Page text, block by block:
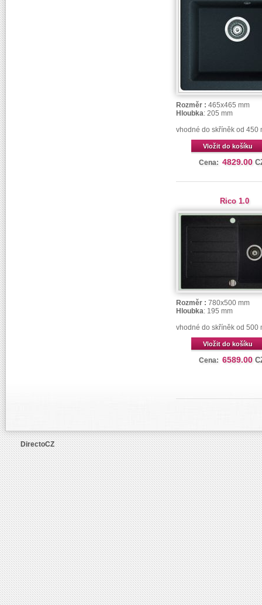
Rozměr : 465x465 mm
Hloubka: 205 mm
vhodné do skříněk od 450
Vložit do košíku
Cena: 4829.00
Rico 1.0
Rozměr : 780x500 mm
Hloubka: 195 mm
vhodné do skříněk od 500
Vložit do košíku
Cena: 6589.00
DirectoCZ